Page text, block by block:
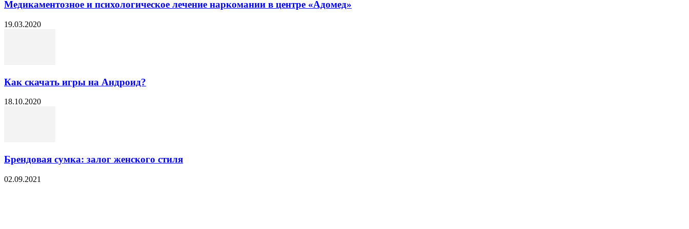
Медикаментозное и психологическое лечение наркомании в центре «Адомед»
19.03.2020
Как скачать игры на Андроид?
18.10.2020
Брендовая сумка: залог женского стиля
02.09.2021